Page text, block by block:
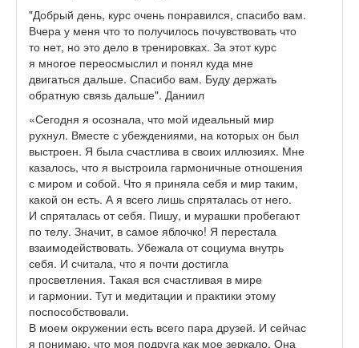
"Добрый день, курс очень понравился, спасибо вам.
Вчера у меня что то получилось почувствовать что
то нет, но это дело в тренировках. За этот курс
я многое переосмыслил и понял куда мне
двигаться дальше. Спасибо вам. Буду держать
обратную связь дальше". Даниил
«Сегодня я осознала, что мой идеальный мир
рухнул. Вместе с убеждениями, на которых он был
выстроен. Я была счастлива в своих иллюзиях. Мне
казалось, что я выстроила гармоничные отношения
с миром и собой. Что я приняла себя и мир таким,
какой он есть. А я всего лишь спряталась от него.
И спряталась от себя. Пишу, и мурашки пробегают
по телу. Значит, в самое яблочко! Я перестала
взаимодействовать. Убежала от социума внутрь
себя. И считала, что я почти достигла
просветления. Такая вся счастливая в мире
и гармонии. Тут и медитации и практики этому
поспособствовали.
В моем окружении есть всего пара друзей. И сейчас
я понимаю, что моя подруга как мое зеркало. Она